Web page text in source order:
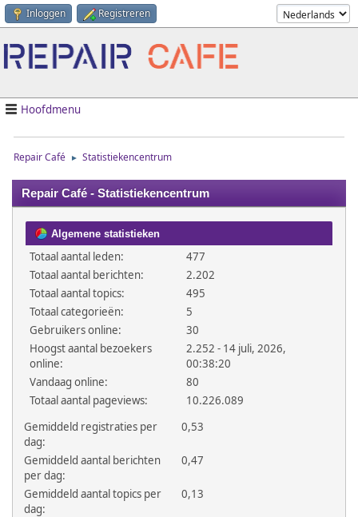
Inloggen Registreren
Hoofdmenu
Repair Café ► Statistiekencentrum
Repair Café - Statistiekencentrum
Algemene statistieken
Totaal aantal leden:
477
Totaal aantal berichten:
2.202
Totaal aantal topics:
495
Totaal categorieën:
5
Gebruikers online:
30
Hoogst aantal bezoekers
online:
2.252 - 14 juli, 2026,
00:38:20
Vandaag online:
80
Totaal aantal pageviews:
10.226.089
Gemiddeld registraties per
dag:
0,53
Gemiddeld aantal berichten
per dag:
0,47
Gemiddeld aantal topics per
dag:
0,13